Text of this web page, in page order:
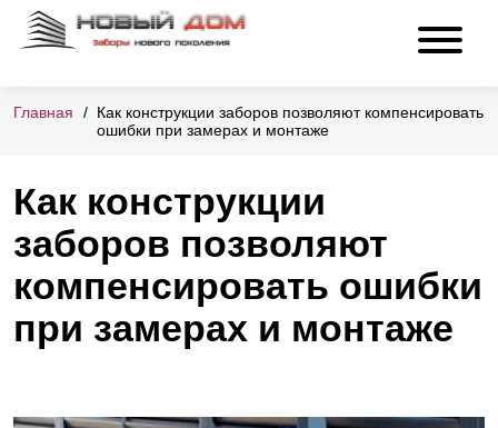
Главная
Как конструкции заборов позволяют компенсировать
ошибки при замерах и монтаже
Как конструкции
заборов позволяют
компенсировать ошибки
при замерах и монтаже